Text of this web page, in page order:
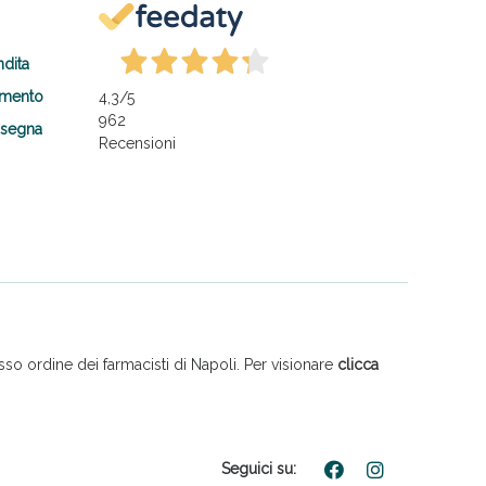
4,3/5
962
Recensioni
ordine dei farmacisti di Napoli. Per visionare clicca
Seguici su: